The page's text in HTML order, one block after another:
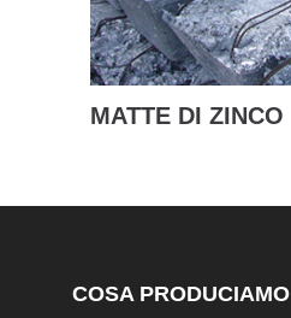
MATTE DI ZINCO
COSA PRODUCIAMO